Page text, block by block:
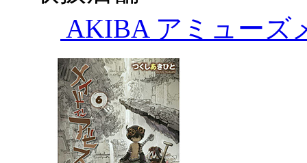
AKIBA アミューズ